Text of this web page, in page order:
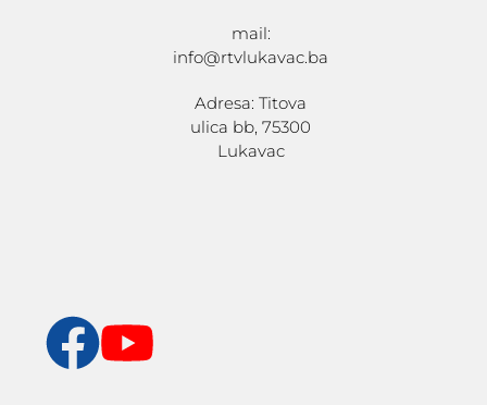
mail:
info@rtvlukavac.ba
Adresa: Titova
ulica bb, 75300
Lukavac